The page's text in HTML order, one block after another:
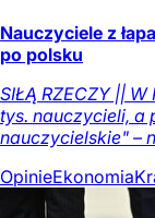
Nauczyciele z
po polsku
SIŁĄ RZECZY ||
tys. nauczycieli, a
nauczycielskie" –
OpinieEkonomia